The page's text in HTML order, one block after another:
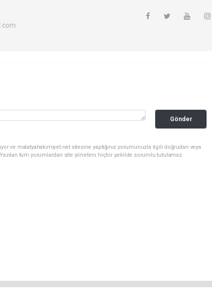
Gönder
ve malatyahakimiyet.net sitesine yaptığınız yorumunuzla ilgili doğrudan veya
tüm yorumlardan site yönetimi hiçbir şekilde sorumlu tutulamaz.